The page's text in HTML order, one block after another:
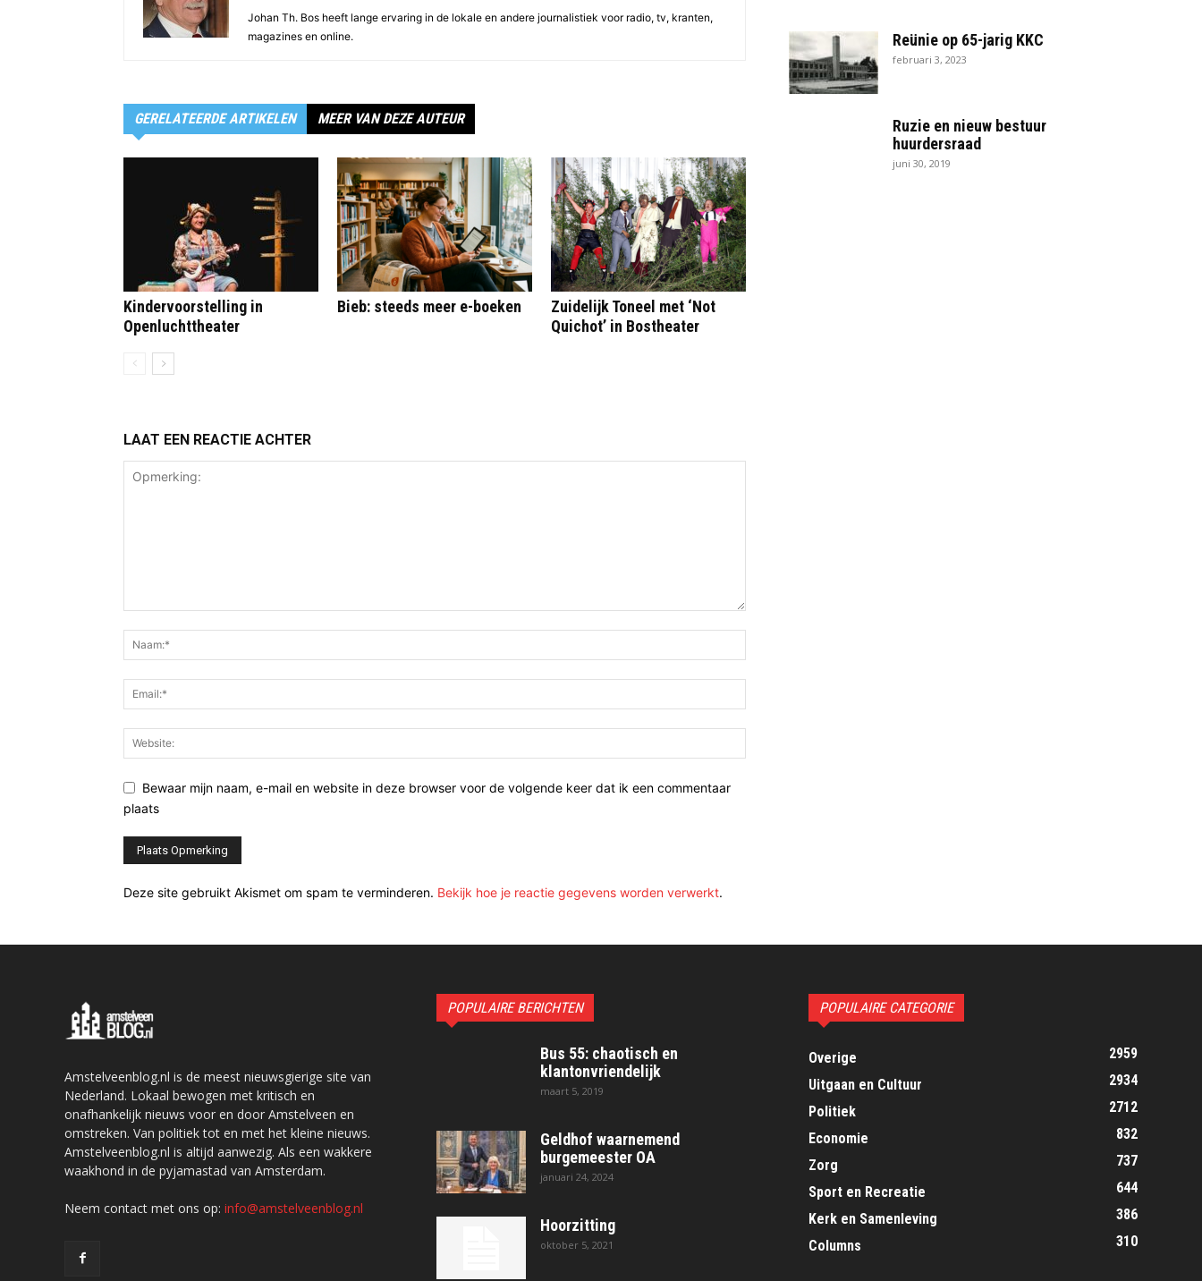
Johan Th. Bos heeft lange ervaring in de lokale en andere journalistiek voor radio, tv, kranten,
magazines en online.
GERELATEERDE ARTIKELEN MEER VAN DEZE AUTEUR
Kindervoorstelling in
Openluchttheater
Bieb: steeds meer e-boeken
Zuidelijk Toneel met ‘Not
Quichot’ in Bostheater
LAAT EEN REACTIE ACHTER
Bewaar mijn naam, e-mail en website in deze browser voor de volgende keer dat ik een commentaar
plaats
Deze site gebruikt Akismet om spam te verminderen. Bekijk hoe je reactie gegevens worden verwerkt.
Reünie op 65-jarig KKC
februari 3, 2023
Ruzie en nieuw bestuur
huurdersraad
juni 30, 2019
Amstelveenblog.nl is de meest nieuwsgierige site van
Nederland. Lokaal bewogen met kritisch en
onafhankelijk nieuws voor en door Amstelveen en
omstreken. Van politiek tot en met het kleine nieuws.
Amstelveenblog.nl is altijd aanwezig. Als een wakkere
waakhond in de pyjamastad van Amsterdam.
Neem contact met ons op: info@amstelveenblog.nl
POPULAIRE BERICHTEN
Bus 55: chaotisch en
klantonvriendelijk
maart 5, 2019
Geldhof waarnemend
burgemeester OA
januari 24, 2024
Hoorzitting
oktober 5, 2021
POPULAIRE CATEGORIE
Overige
2959
Uitgaan en Cultuur
2934
Politiek
2712
Economie
832
Zorg
737
Sport en Recreatie
644
Kerk en Samenleving
386
Columns
310